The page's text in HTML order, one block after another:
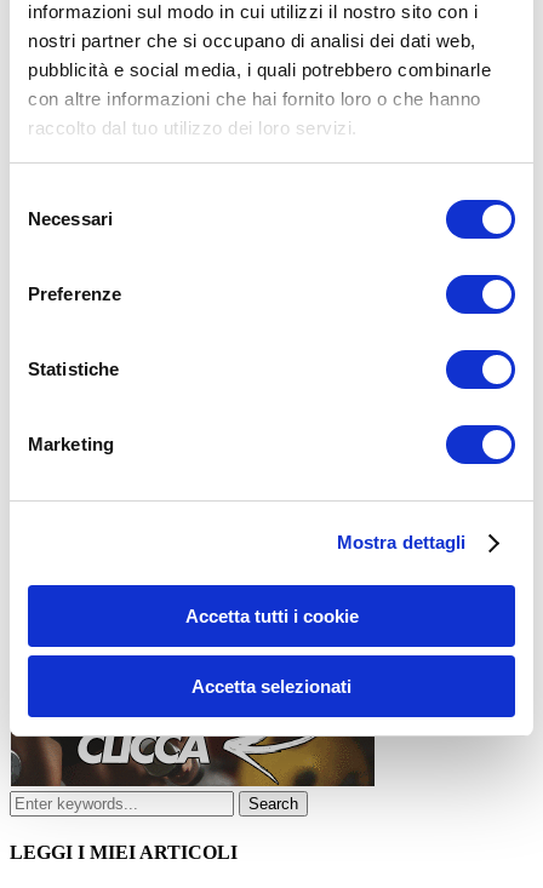
informazioni sul modo in cui utilizzi il nostro sito con i
nostri partner che si occupano di analisi dei dati web,
pubblicità e social media, i quali potrebbero combinarle
con altre informazioni che hai fornito loro o che hanno
raccolto dal tuo utilizzo dei loro servizi.
delNecessari
Preferenze
Statistiche
Marketing
Mostra dettagli
Accetta tutti i cookie
Accetta selezionati
15WORKOUT SCARICA ORA
ALLENATI CON ME!
LEGGI I MIEI ARTICOLI